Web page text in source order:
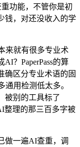
功能，不管你是初
钱，对还没收入的学
来就有很多专业术
？PaperPass的算
确区分专业术语的固
用检测低太多。
被别的工具标了
整理的那三百多字被
做一遍AI查重，调